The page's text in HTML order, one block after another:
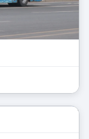
展开